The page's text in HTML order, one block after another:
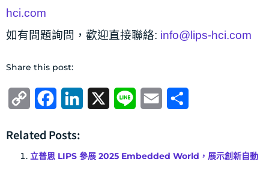
hci.com
如有問題詢問，歡迎直接聯絡: info@lips-hci.com
Share this post:
Copy
FacebookLinkedIn Line Email
Related Posts:
立普思 LIPS 參展 2025 Embedded World，展示創新自動